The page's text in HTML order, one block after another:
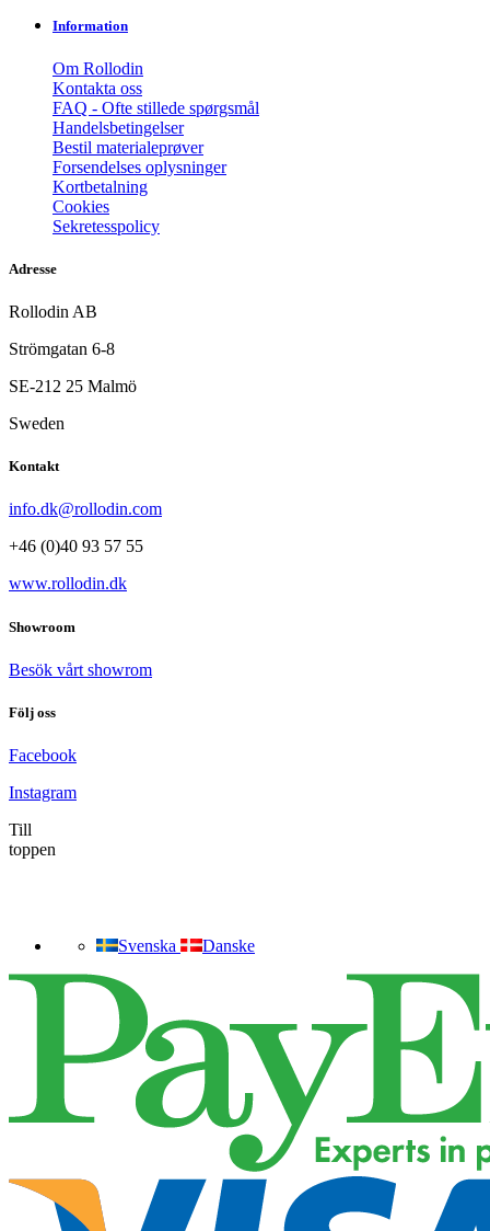
Information
Om Rollodin
Kontakta oss
FAQ - Ofte stillede spørgsmål
Handelsbetingelser
Bestil materialeprøver
Forsendelses oplysninger
Kortbetalning
Cookies
Sekretesspolicy
Adresse
Rollodin AB
Strömgatan 6-8
SE-212 25 Malmö
Sweden
Kontakt
info.dk@rollodin.com
+46 (0)40 93 57 55
www.rollodin.dk
Showroom
Besök vårt showrom
Följ oss
Facebook
Instagram
Till
toppen
Svenska Danske